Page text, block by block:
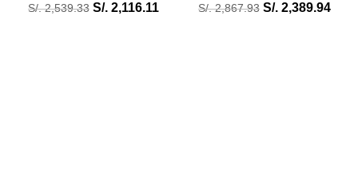
S/.2,539.33 S/. 2,116.11 S/.2,867.93 S/. 2,389.94